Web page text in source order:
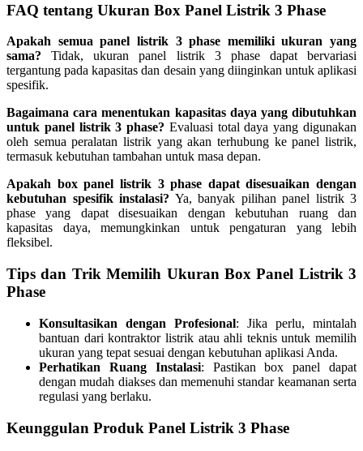
FAQ tentang Ukuran Box Panel Listrik 3 Phase
Apakah semua panel listrik 3 phase memiliki ukuran yang
sama? Tidak, ukuran panel listrik 3 phase dapat bervariasi
tergantung pada kapasitas dan desain yang diinginkan untuk aplikasi
spesifik.
Bagaimana cara menentukan kapasitas daya yang dibutuhkan
untuk panel listrik 3 phase? Evaluasi total daya yang digunakan
oleh semua peralatan listrik yang akan terhubung ke panel listrik,
termasuk kebutuhan tambahan untuk masa depan.
Apakah box panel listrik 3 phase dapat disesuaikan dengan
kebutuhan spesifik instalasi? Ya, banyak pilihan panel listrik 3
phase yang dapat disesuaikan dengan kebutuhan ruang dan
kapasitas daya, memungkinkan untuk pengaturan yang lebih
fleksibel.
Tips dan Trik Memilih Ukuran Box Panel Listrik 3
Phase
Konsultasikan dengan Profesional: Jika perlu, mintalah
bantuan dari kontraktor listrik atau ahli teknis untuk memilih
ukuran yang tepat sesuai dengan kebutuhan aplikasi Anda.
Perhatikan Ruang Instalasi: Pastikan box panel dapat
dengan mudah diakses dan memenuhi standar keamanan serta
regulasi yang berlaku.
Keunggulan Produk Panel Listrik 3 Phase